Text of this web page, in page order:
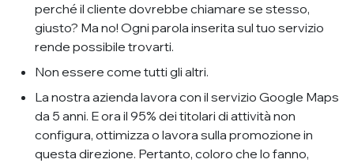
perché il cliente dovrebbe chiamare se stesso,
giusto? Ma no! Ogni parola inserita sul tuo servizio
rende possibile trovarti.
Non essere come tutti gli altri.
La nostra azienda lavora con il servizio Google Maps
da 5 anni. E ora il 95% dei titolari di attività non
configura, ottimizza o lavora sulla promozione in
questa direzione. Pertanto, coloro che lo fanno,